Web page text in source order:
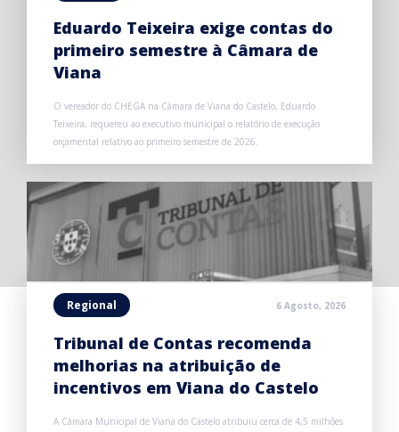
Eduardo Teixeira exige contas do
primeiro semestre à Câmara de
Viana
O vereador do CHEGA na Câmara de Viana do Castelo, Eduardo
Teixeira, requereu ao executivo municipal o relatório de execução
orçamental relativo ao primeiro semestre de 2026.
Regional 6 Agosto, 2026
Tribunal de Contas recomenda
melhorias na atribuição de
incentivos em Viana do Castelo
A Câmara Municipal de Viana do Castelo atribuiu cerca de 4,5 milhões